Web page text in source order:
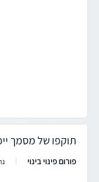
תוקפו של מסמך
פורום פינוי בינוי